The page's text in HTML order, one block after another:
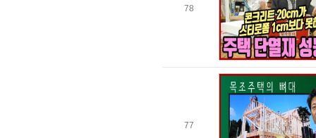
78
77